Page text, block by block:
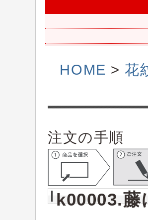
HOME > 花
注文の手順
k00003.藤